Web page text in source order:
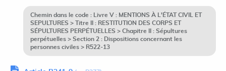
Chemin dans le code : Livre V : MENTIONS À L'ÉTAT CIVIL ET
SEPULTURES > Titre II : RESTITUTION DES CORPS ET
SÉPULTURES PERPÉTUELLES > Chapitre II : Sépultures
perpétuelles > Section 2 : Dispositions concernant les
personnes civiles > R522-13